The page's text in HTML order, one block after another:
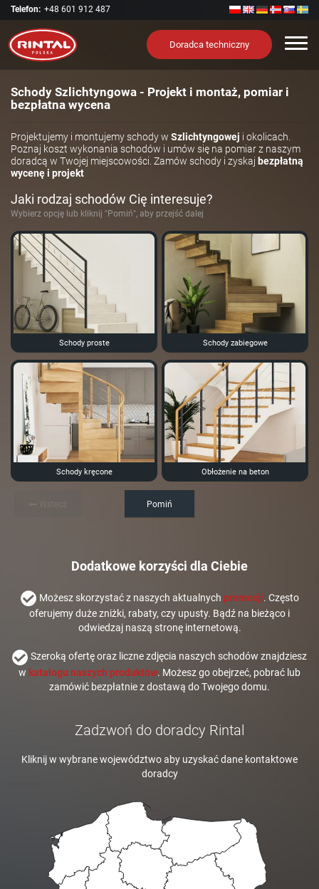
Telefon: +48 601 912 487
Doradca techniczny
Schody Szlichtyngowa - Projekt i montaż, pomiar i
bezpłatna wycena
Projektujemy i montujemy schody w Szlichtyngowej i okolicach.
Poznaj koszt wykonania schodów i umów się na pomiar z naszym
doradcą w Twojej miejscowości. Zamów schody i zyskaj bezpłatną
wycenę i projekt
Jaki rodzaj schodów Cię interesuje?
Wybierz opcję lub kliknij "Pomiń", aby przejść dalej
Schody proste Schody zabiegowe
Schody kręcone Obłożenie na beton
Pomiń
Dodatkowe korzyści dla Ciebie
Możesz skorzystać z naszych aktualnych promocji. Często
oferujemy duże zniżki, rabaty, czy upusty. Bądź na bieżąco i
odwiedzaj naszą stronę internetową.
Szeroką ofertę oraz liczne zdjęcia naszych schodów znajdziesz
w katalogu naszych produktów. Możesz go obejrzeć, pobrać lub
zamówić bezpłatnie z dostawą do Twojego domu.
Zadzwoń do doradcy Rintal
Kliknij w wybrane województwo aby uzyskać dane kontaktowe
doradcy